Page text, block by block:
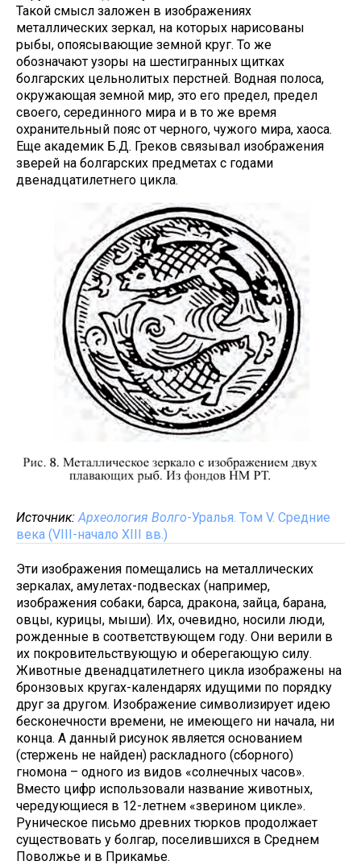
Такой смысл заложен в изображениях
металлических зеркал, на которых нарисованы
рыбы, опоясывающие земной круг. То же
обозначают узоры на шестигранных щитках
болгарских цельнолитых перстней. Водная полоса,
окружающая земной мир, это его предел, предел
своего, серединного мира и в то же время
охранительный пояс от черного, чужого мира, хаоса.
Еще академик Б.Д. Греков связывал изображения
зверей на болгарских предметах с годами
двенадцатилетнего цикла.
Источник: Археология Волго-Уралья. Том V. Средние
века (VIII-начало XIII вв.)
Эти изображения помещались на металлических
зеркалах, амулетах-подвесках (например,
изображения собаки, барса, дракона, зайца, барана,
овцы, курицы, мыши). Их, очевидно, носили люди,
рожденные в соответствующем году. Они верили в
их покровительствующую и оберегающую силу.
Животные двенадцатилетнего цикла изображены на
бронзовых кругах-календарях идущими по порядку
друг за другом. Изображение символизирует идею
бесконечности времени, не имеющего ни начала, ни
конца. А данный рисунок является основанием
(стержень не найден) раскладного (сборного)
гномона – одного из видов «солнечных часов».
Вместо цифр использовали название животных,
чередующиеся в 12-летнем «зверином цикле».
Руническое письмо древних тюрков продолжает
существовать у болгар, поселившихся в Среднем
Поволжье и в Прикамье.